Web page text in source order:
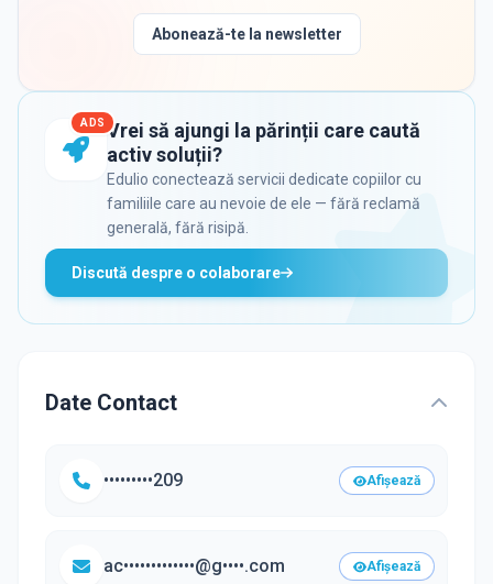
Abonează-te la newsletter
ADS Vrei să ajungi la părinții care caută
activ soluții?
Edulio conectează servicii dedicate copiilor cu
familiile care au nevoie de ele — fără reclamă
generală, fără risipă.
Discută despre o colaborare
Date Contact
•••••••••209 Afișează
ac•••••••••••••@g••••.com Afișează